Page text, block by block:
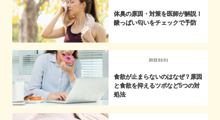
体臭の原因・対策を医師が解説！
酸っぱい匂いをチェックで予防
2022.02.01
食欲が止まらないのはなぜ？原因
と食欲を抑えるツボなど5つの対
処法